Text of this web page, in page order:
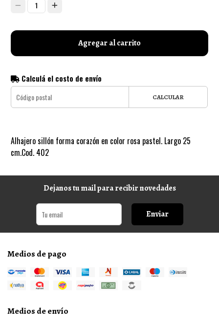
1
Agregar al carrito
Calculá el costo de envío
CALCULAR
Alhajero sillón forma corazón en color rosa pastel. Largo 25
cm.Cod. 402
Dejanos tu mail para recibir novedades
Enviar
Medios de pago
Medios de envío